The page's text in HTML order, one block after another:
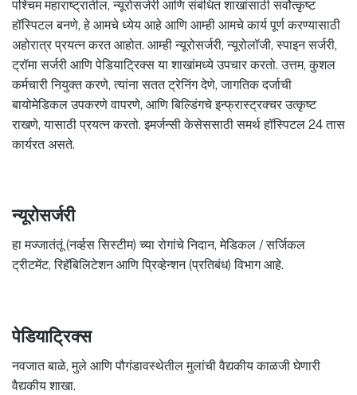
पश्चिम महाराष्ट्रातील, न्यूरोसर्जरी आणि संबंधित शाखांसाठी सर्वोत्कृष्ट
हॉस्पिटल बनणे, हे आमचे ध्येय आहे आणि आम्ही आमचे कार्य पूर्ण करण्यासाठी
अहोरात्र प्रयत्न करत आहोत. आम्ही न्यूरोसर्जरी, न्यूरोलॉजी, स्पाइन सर्जरी,
ट्रॉमा सर्जरी आणि पेडियाट्रिक्स या शाखांमध्ये उपचार करतो. उत्तम, कुशल
कर्मचारी नियुक्त करणे, त्यांना सतत ट्रेनिंग देणे, जागतिक दर्जाची
बायोमेडिकल उपकरणे वापरणे, आणि बिल्डिंगचे इन्फ्रास्ट्रक्चर उत्कृष्ट
राखणे, यासाठी प्रयत्न करतो. इमर्जन्सी केसेससाठी समर्थ हॉस्पिटल 24 तास
कार्यरत असते.
न्यूरोसर्जरी
हा मज्जातंतूं (नर्व्हस सिस्टीम) च्या रोगांचे निदान, मेडिकल / सर्जिकल
ट्रीटमेंट, रिहॅबिलिटेशन आणि प्रिव्हेन्शन (प्रतिबंध) विभाग आहे.
पेडियाट्रिक्स
नवजात बाळे, मुले आणि पौगंडावस्थेतील मुलांची वैद्यकीय काळजी घेणारी
वैद्यकीय शाखा.